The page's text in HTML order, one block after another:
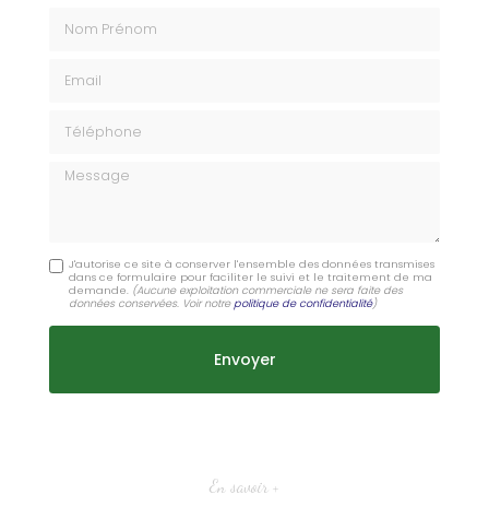
Message
J'autorise ce site à conserver l'ensemble des données transmises
dans ce formulaire pour faciliter le suivi et le traitement de ma
demande. (Aucune exploitation commerciale ne sera faite des
données conservées. Voir notrepolitique de confidentialité)
En savoir +